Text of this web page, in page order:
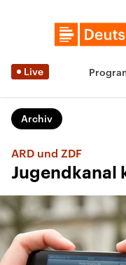
Live
Archiv
ARD und ZDF
Jugendkanal